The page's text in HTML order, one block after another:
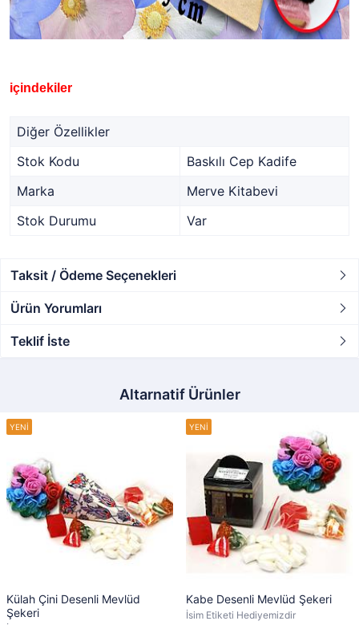
içindekiler
Diğer Özellikler
Stok Kodu
Baskılı Cep Kadife
Marka
Merve Kitabevi
Stok Durumu
Var
Taksit / Ödeme Seçenekleri
Ürün Yorumları
Teklif İste
Altarnatif Ürünler
Külah Çini Desenli Mevlüd
Şekeri
Kabe Desenli Mevlüd Şekeri
İsim Etiketi Hediyemizdir